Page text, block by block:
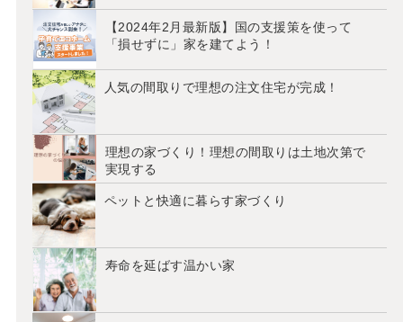
【2024年2月最新版】国の支援策を使って
「損せずに」家を建てよう！
人気の間取りで理想の注文住宅が完成！
理想の家づくり！理想の間取りは土地次第で
実現する
ペットと快適に暮らす家づくり
寿命を延ばす温かい家